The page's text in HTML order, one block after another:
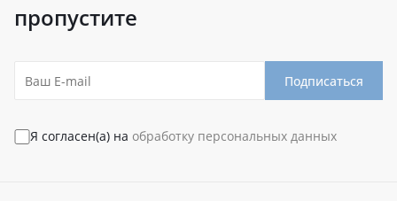
пропустите
Подписаться
Я согласен(а) на обработку персональных данных